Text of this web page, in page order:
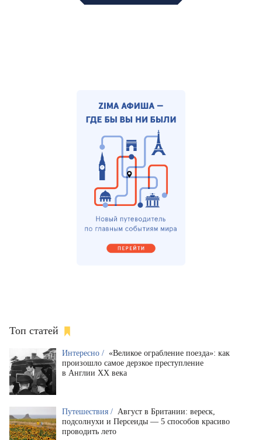
Топ статей
Интересно / «Великое ограбление поезда»: как
произошло самое дерзкое преступление
в Англии XX века
Путешествия / Август в Британии: вереск,
подсолнухи и Персеиды — 5 способов красиво
проводить лето